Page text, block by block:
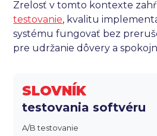
SLOVNÍK
testovania softvéru
A/B testovanie
Zrelosť v tomto kontexte
testovanie, kvalitu
systému fungovať bez
pre udržanie dôvery a